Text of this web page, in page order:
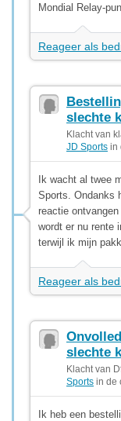
Mondial Relay-
Reageer als
slechte
Klacht van
JD Sports in
Ik wacht al twee
Sports. Ondanks
reactie
wordt er nu rente
terwijl ik mijn
Reageer als
slechte
Klacht van
Sports in de
Ik heb een